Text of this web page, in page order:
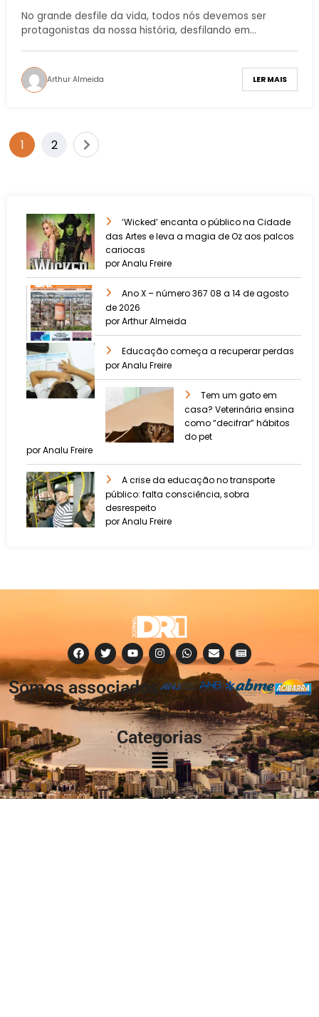
No grande desfile da vida, todos nós devemos ser
protagonistas da nossa história, desfilando em…
Arthur Almeida LER MAIS
1 2
‘Wicked’ encanta o público na Cidade
das Artes e leva a magia de Oz aos palcos
cariocas
por Analu Freire
Ano X – número 367 08 a 14 de agosto
de 2026
por Arthur Almeida
Educação começa a recuperar perdas
por Analu Freire
Tem um gato em
casa? Veterinária ensina
como “decifrar” hábitos
do pet
por Analu Freire
A crise da educação no transporte
público: falta consciência, sobra
desrespeito
por Analu Freire
Somos associados
à:
Categorias